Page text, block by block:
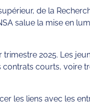
de la
salue la mise en
2025. Les
courts, voire
les liens avec les